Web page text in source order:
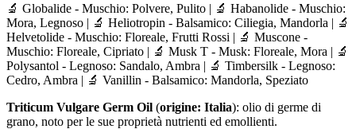
🔬 Globalide - Muschio: Polvere, Pulito | 🔬 Habanolide - Muschio:
Mora, Legnoso | 🔬 Heliotropin - Balsamico: Ciliegia, Mandorla | 🔬
Helvetolide - Muschio: Floreale, Frutti Rossi | 🔬 Muscone -
Muschio: Floreale, Cipriato | 🔬 Musk T - Musk: Floreale, Mora | 🔬
Polysantol - Legnoso: Sandalo, Ambra | 🔬 Timbersilk - Legnoso:
Cedro, Ambra | 🔬 Vanillin - Balsamico: Mandorla, Speziato
Triticum Vulgare Germ Oil (origine: Italia): olio di germe di
grano, noto per le sue proprietà nutrienti ed emollienti.